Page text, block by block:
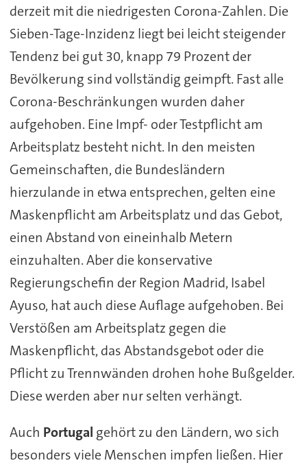
derzeit mit die niedrigesten Corona-Zahlen. Die
Sieben-Tage-Inzidenz liegt bei leicht steigender
Tendenz bei gut 30, knapp 79 Prozent der
Bevölkerung sind vollständig geimpft. Fast alle
Corona-Beschränkungen wurden daher
aufgehoben. Eine Impf- oder Testpflicht am
Arbeitsplatz besteht nicht. In den meisten
Gemeinschaften, die Bundesländern
hierzulande in etwa entsprechen, gelten eine
Maskenpflicht am Arbeitsplatz und das Gebot,
einen Abstand von eineinhalb Metern
einzuhalten. Aber die konservative
Regierungschefin der Region Madrid, Isabel
Ayuso, hat auch diese Auflage aufgehoben. Bei
Verstößen am Arbeitsplatz gegen die
Maskenpflicht, das Abstandsgebot oder die
Pflicht zu Trennwänden drohen hohe Bußgelder.
Diese werden aber nur selten verhängt.
Auch Portugal gehört zu den Ländern, wo sich
besonders viele Menschen impfen ließen. Hier